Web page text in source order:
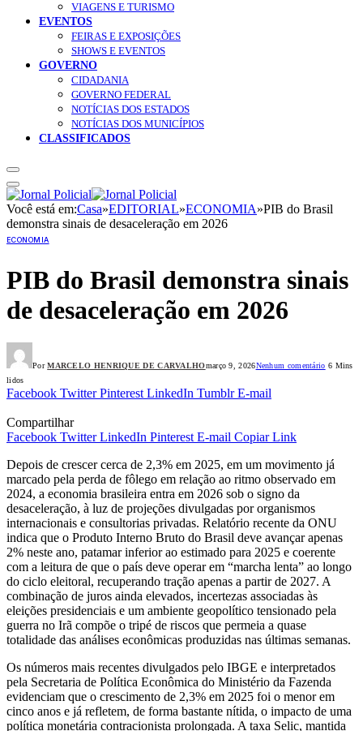
VIAGENS E TURISMO
EVENTOS
FEIRAS E EXPOSIÇÕES
SHOWS E EVENTOS
GOVERNO
CIDADANIA
GOVERNO FEDERAL
NOTÍCIAS DOS ESTADOS
NOTÍCIAS DOS MUNICÍPIOS
CLASSIFICADOS
Você está em:Casa»EDITORIAL»ECONOMIA»PIB do Brasil
demonstra sinais de desaceleração em 2026
ECONOMIA
PIB do Brasil demonstra sinais
de desaceleração em 2026
Por MARCELO HENRIQUE DE CARVALHOmarço 9, 2026Nenhum comentário 6 Mins
lidos
Facebook Twitter Pinterest LinkedIn Tumblr E-mail
Compartilhar
Facebook Twitter LinkedIn Pinterest E-mail Copiar Link
Depois de crescer cerca de 2,3% em 2025, em um movimento já
marcado pela perda de fôlego em relação ao ritmo observado em
2024, a economia brasileira entra em 2026 sob o signo da
desaceleração, à luz de projeções divulgadas por organismos
internacionais e consultorias privadas. Relatório recente da ONU
indica que o Produto Interno Bruto do Brasil deve avançar apenas
2% neste ano, patamar inferior ao estimado para 2025 e coerente
com a leitura de que o país deve operar em “marcha lenta” ao longo
do ciclo eleitoral, recuperando tração apenas a partir de 2027. A
combinação de juros ainda elevados, incertezas associadas às
eleições presidenciais e um ambiente geopolítico tensionado pela
guerra no Irã compõe o tripé de riscos que permeia a quase
totalidade das análises econômicas produzidas nas últimas semanas.
Os números mais recentes divulgados pelo IBGE e interpretados
pela Secretaria de Política Econômica do Ministério da Fazenda
evidenciam que o crescimento de 2,3% em 2025 foi o menor em
cinco anos e já refletem, de forma bastante nítida, o impacto de uma
política monetária contracionista prolongada. A taxa Selic, mantida